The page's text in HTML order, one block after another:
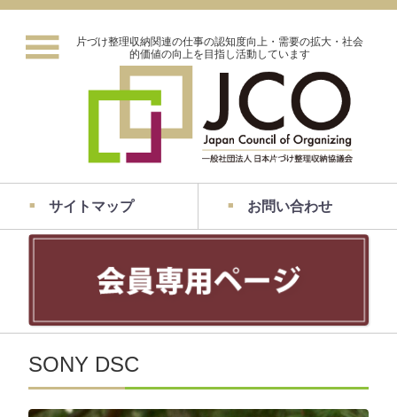
片づけ整理収納関連の仕事の認知度向上・需要の拡大・社会
的価値の向上を目指し活動しています
サイトマップ お問い合わせ
SONY DSC